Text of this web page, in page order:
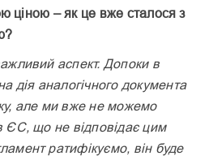
ціною – як це вже сталося з
аспект. Допоки в
дія аналогічного документа
але ми вже не можемо
ЄС, що не відповідає цим
ратифікуємо, він буде